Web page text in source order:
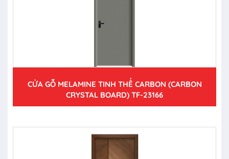
CỬA GỖ MELAMINE TINH THỂ CARBON (CARBON
CRYSTAL BOARD) TF-23166